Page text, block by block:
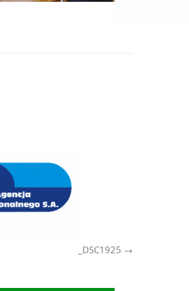
_DSC1925